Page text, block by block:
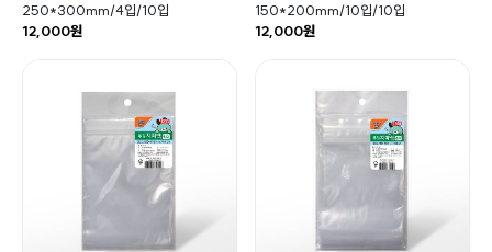
250*300mm/4입/10입
12,000원
150*200mm/10입/10입
12,000원